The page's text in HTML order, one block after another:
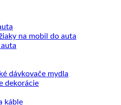
na mobil do auta
dávkovače mydla
dekorácie
káble